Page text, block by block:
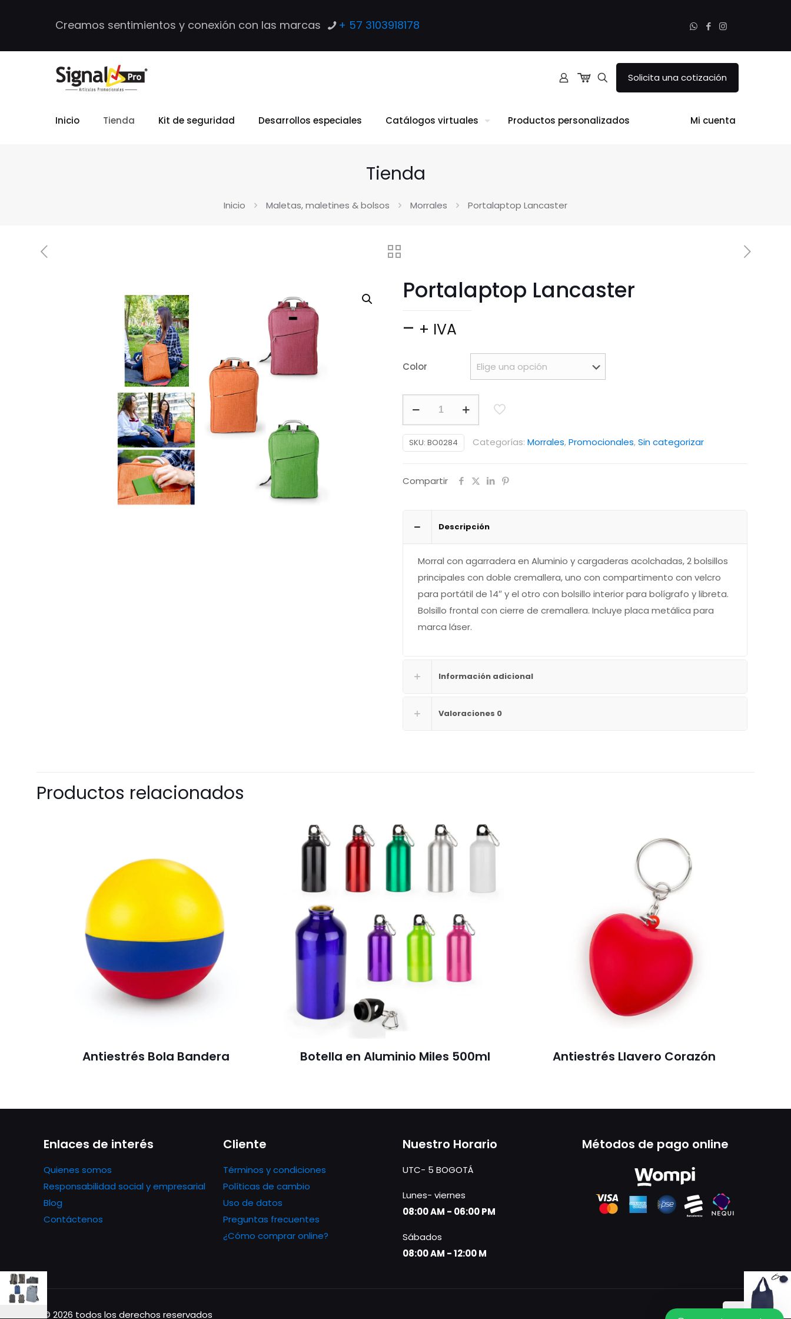
Creamos sentimientos y conexión con las marcas + 57 3103918178
Solicita una cotización
Inicio Tienda Kit de seguridad Desarrollos especiales Catálogos virtuales Productos personalizados Mi cuenta
Tienda
Inicio Maletas, maletines & bolsos Morrales Portalaptop Lancaster
Portalaptop Lancaster
– Price
$ 159.900
through
$ 192.488
+ IVA
Color
cantidad
SKU: BO0284 Categorías: Morrales,Promocionales,Sin categorizar
Compartir
Descripción
Morral con agarradera en Aluminio y cargaderas acolchadas, 2 bolsillos
principales con doble cremallera, uno con compartimento con velcro
para portátil de 14″ y el otro con bolsillo interior para bolígrafo y libreta.
Bolsillo frontal con cierre de cremallera. Incluye placa metálica para
marca láser.
Información adicional
Valoraciones 0
Productos relacionados
Antiestrés Bola Bandera Botella en Aluminio Miles 500ml Antiestrés Llavero Corazón
Enlaces de interés
Quienes somos
Responsabilidad social y empresarial
Blog
Contáctenos
Cliente
Términos y condiciones
Políticas de cambio
Uso de datos
Preguntas frecuentes
¿Cómo comprar online?
Nuestro Horario
UTC- 5 BOGOTÁ
Lunes- viernes
08:00 AM - 06:00 PM
Sábados
08:00 AM - 12:00 M
Métodos de pago online
© 2026 todos los derechos reservados